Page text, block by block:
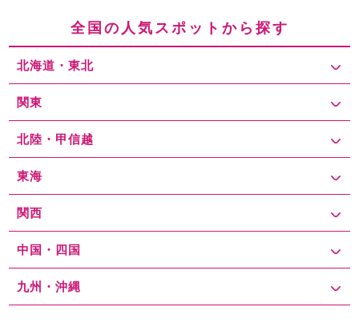
全国の人気スポットから探す
北海道・東北
関東
北陸・甲信越
東海
関西
中国・四国
九州・沖縄